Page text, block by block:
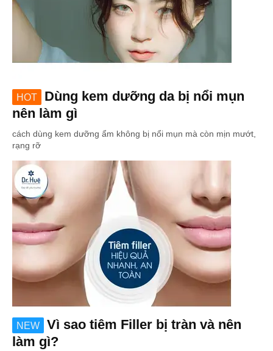
HOT
Dùng kem dưỡng da bị nổi mụn
nên làm gì
cách dùng kem dưỡng ẩm không bị nổi mụn mà còn mịn mướt,
rạng rỡ
NEW
Vì sao tiêm Filler bị tràn và nên
làm gì?